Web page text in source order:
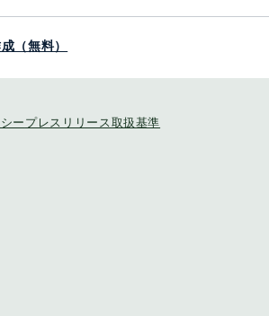
（無料）
ープレスリリース取扱基準